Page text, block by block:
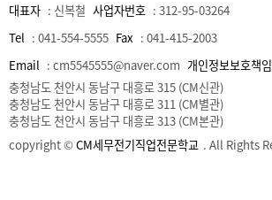
대표자 : 신복철 사업자번호 : 312-95-03264
Tel : 041-554-5555 Fax : 041-415-2003
Email : cm5545555@naver.com 개인정보보호책
충청남도 천안시 동남구 대흥로 315 (CM신관)
충청남도 천안시 동남구 대흥로 311 (CM별관)
충청남도 천안시 동남구 대흥로 313 (CM본관)
copyright ©CM세무전기직업전문학교 . All Rights